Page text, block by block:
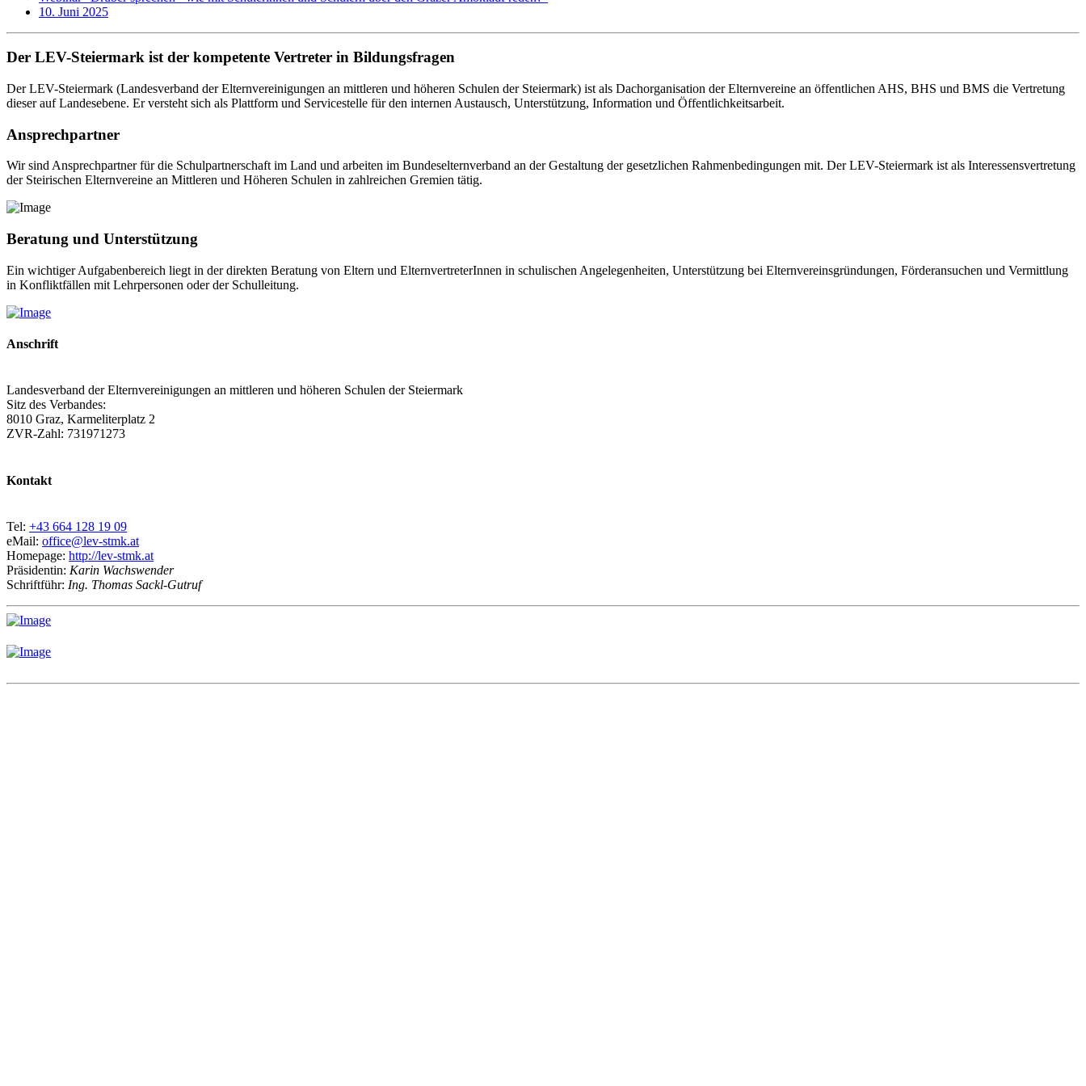
10. Juni 2025
Der LEV-Steiermark ist der kompetente Vertreter in Bildungsfragen
Der LEV-Steiermark (Landesverband der Elternvereinigungen an mittleren und höheren Schulen der Steiermark) ist als Dachorganisation der Elternvereine an öffentlichen AHS, BHS und BMS die Vertretung
dieser auf Landesebene. Er versteht sich als Plattform und Servicestelle für den internen Austausch, Unterstützung, Information und Öffentlichkeitsarbeit.
Ansprechpartner
Wir sind Ansprechpartner für die Schulpartnerschaft im Land und arbeiten im Bundeselternverband an der Gestaltung der gesetzlichen Rahmenbedingungen mit. Der LEV-Steiermark ist als Interessensvertretung
der Steirischen Elternvereine an Mittleren und Höheren Schulen in zahlreichen Gremien tätig.
Beratung und Unterstützung
Ein wichtiger Aufgabenbereich liegt in der direkten Beratung von Eltern und ElternvertreterInnen in schulischen Angelegenheiten, Unterstützung bei Elternvereinsgründungen, Förderansuchen und Vermittlung
in Konfliktfällen mit Lehrpersonen oder der Schulleitung.
Anschrift
Landesverband der Elternvereinigungen an mittleren und höheren Schulen der Steiermark
Sitz des Verbandes:
8010 Graz, Karmeliterplatz 2
ZVR-Zahl: 731971273
Kontakt
Tel: +43 664 128 19 09
eMail: office@lev-stmk.at
Homepage: http://lev-stmk.at
Präsidentin: Karin Wachswender
Schriftführ: Ing. Thomas Sackl-Gutruf